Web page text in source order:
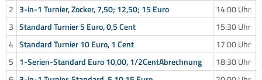
2 3-in-1 Turnier, Zocker, 7,50; 12,50; 15 Euro
14:00 Uhr
3 Standard Turnier 5 Euro, 0,5 Cent
15:30 Uhr
4 Standard Turnier 10 Euro, 1 Cent
17:00 Uhr
5 1-Serien-Standard Euro 10,00, 1/2CentAbrechnung
18:30 Uhr